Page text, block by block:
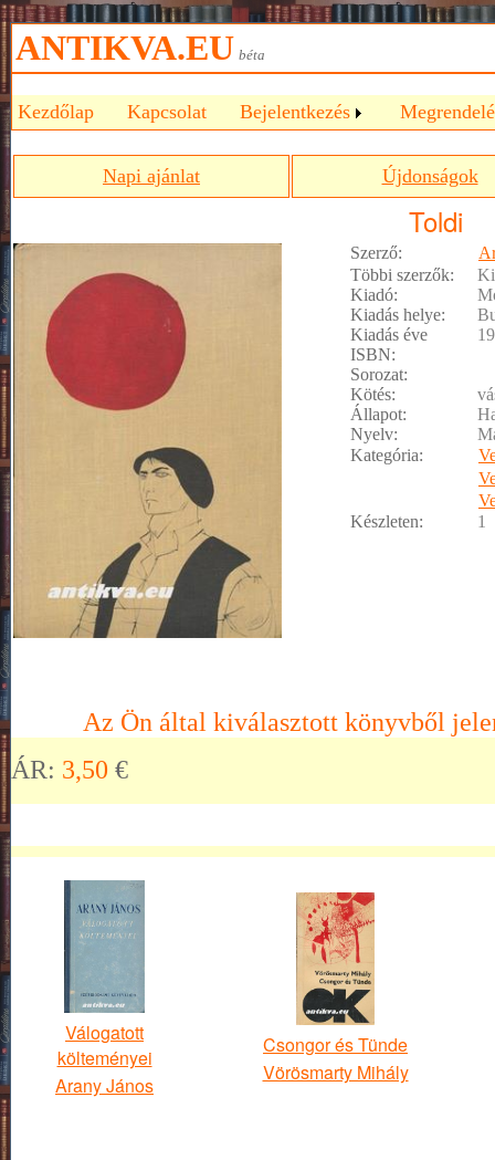
ANTIKVA.EU béta
Kezdőlap Kapcsolat Bejelentkezés
Napi ajánlat Újdonságok
Toldi
Szerző:
Többi szerzők:
Kiadó:
Kiadás helye:
Kiadás éve
ISBN:
Sorozat:
Kötés:
Állapot:
Nyelv:
Kategória:
Készleten:
1
Az Ön által kiválasztott könyvből
ÁR: 3,50 €
Válogatott
költeményei
Arany János
Csongor és Tünde
Vörösmarty Mihály